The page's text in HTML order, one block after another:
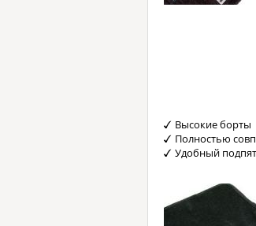
Высокие борты
Полностью
Удобный